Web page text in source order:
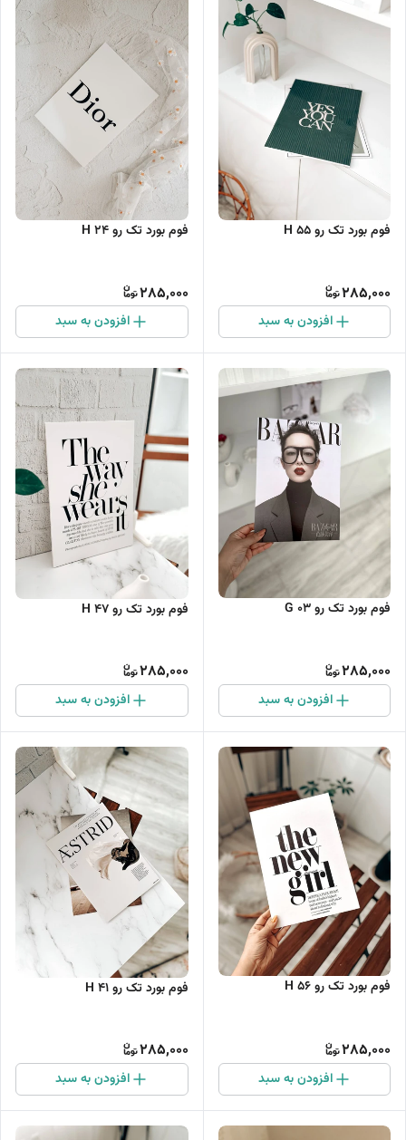
فوم بورد تک رو H 55
285,000
افزودن به سبد
فوم بورد تک رو H 24
285,000
افزودن به سبد
فوم بورد تک رو G 03
285,000
افزودن به سبد
فوم بورد تک رو H 47
285,000
افزودن به سبد
فوم بورد تک رو H 56
285,000
افزودن به سبد
فوم بورد تک رو H 41
285,000
افزودن به سبد